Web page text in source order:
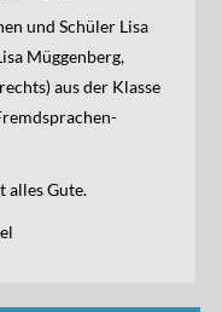
und Schüler Lisa
Müggenberg,
aus der Klasse
Gute.